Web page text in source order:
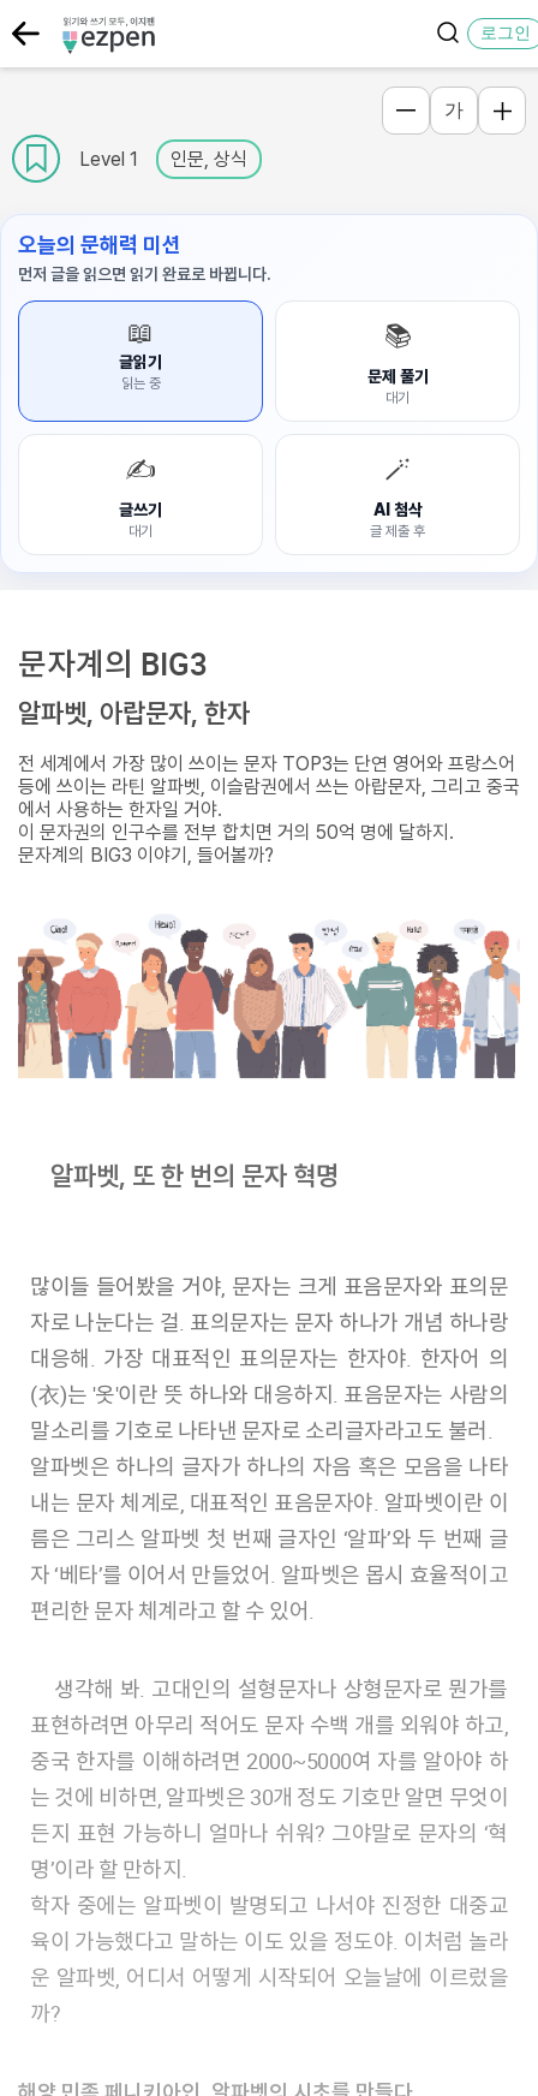
로그인
Level 1 인문, 상식
가
오늘의 문해력 미션
먼저 글을 읽으면 읽기 완료로 바뀝니다.
📖
글읽기
읽는 중
📚
문제 풀기
대기
✍️
글쓰기
대기
🪄
AI 첨삭
글 제출 후
문자계의 BIG3
알파벳, 아랍문자, 한자
전 세계에서 가장 많이 쓰이는 문자 TOP3는 단연 영어와 프랑스어
등에 쓰이는 라틴 알파벳, 이슬람권에서 쓰는 아랍문자, 그리고 중국
에서 사용하는 한자일 거야.
이 문자권의 인구수를 전부 합치면 거의 50억 명에 달하지.
문자계의 BIG3 이야기, 들어볼까?
알파벳, 또 한 번의 문자 혁명
많이들 들어봤을 거야, 문자는 크게 표음문자와 표의문
자로 나눈다는 걸. 표의문자는 문자 하나가 개념 하나랑
대응해. 가장 대표적인 표의문자는 한자야. 한자어 의
(衣)는 '옷'이란 뜻 하나와 대응하지. 표음문자는 사람의
말소리를 기호로 나타낸 문자로 소리글자라고도 불러.
알파벳은 하나의 글자가 하나의 자음 혹은 모음을 나타
내는 문자 체계로, 대표적인 표음문자야. 알파벳이란 이
름은 그리스 알파벳 첫 번째 글자인 ‘알파’와 두 번째 글
자 ‘베타’를 이어서 만들었어. 알파벳은 몹시 효율적이고
편리한 문자 체계라고 할 수 있어.
생각해 봐. 고대인의 설형문자나 상형문자로 뭔가를
표현하려면 아무리 적어도 문자 수백 개를 외워야 하고,
중국 한자를 이해하려면 2000~5000여 자를 알아야 하
는 것에 비하면, 알파벳은 30개 정도 기호만 알면 무엇이
든지 표현 가능하니 얼마나 쉬워? 그야말로 문자의 ‘혁
명’이라 할 만하지.
학자 중에는 알파벳이 발명되고 나서야 진정한 대중교
육이 가능했다고 말하는 이도 있을 정도야. 이처럼 놀라
운 알파벳, 어디서 어떻게 시작되어 오늘날에 이르렀을
까?